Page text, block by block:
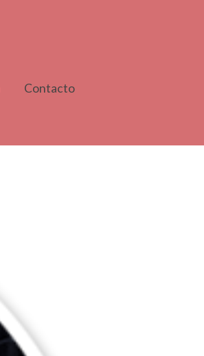
Contacto